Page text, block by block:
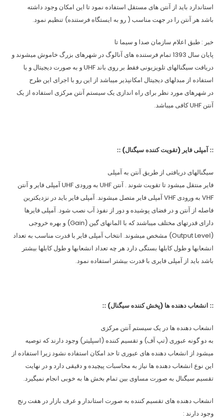
استاندارد باید از آنتن های مستقل استفاده نمود تا این امکان وجود داشته
باشد هر آنتن را در جهت مناسب ( رو به ایستگاه فرستنده) تنظیم نمود.
خبر : طبق اعلام سازمان صدا و سیما تا
پایان سال 1393 تمام فرستنده های آنالوگ در شهرهای بزرگ خاموش میشوند و
دریافت سیگنالهای تلویزیونی فقط بر روی باند UHF و به صورت دیجیتال و با
استفاده از مبدلهای دیجیتال امکانپذیر میباشد از این رو با اجرای این طرح
در شهرهای مورد نظر برای راه اندازی یک سیستم آنتن مرکزی استفاده از یک
آنتن UHF کافی میباشد.
:: آمپلی فایر (تقویت کننده سیگنال) ::
سیگنالهای دریافتی از طریق آنتن به آمپلی
فایر منتقل میشود تا تقویت شوند . آنتن UHF به ورودی UHF آمپلی فایر و آنتن
VHF به ورودی VHF آمپلی فایر متصل میشوند. آمپلی فایر باید در نزدیکترین
فاصله از آنتن و در فضای پوشیده و دور از نفوذ آب نصب شود. آمپلی فایرها
دارای قدرتهای مختلف میباشند که با المانهای گین (Gain) و بهره خروجی
(Output Level) مشخص میشوند. انتخاب آمپلی فایر با قدرت مناسب به تعداد
انشعابها و طول کابلها بستگی دارد هر چه تعداد انشعابها و طول کابلها بیشتر
باشد باید از آمپلی فایری با قدرت بیشتر استفاده نمود.
:: انشعاب دهنده ها (پخش کننده سیگنال) ::
انشعاب دهنده ها در یک سیستم آنتن مرکزی
به دو گونه عبوری (تپ آف) و تقسیم کننده (اسپلیتر) وجود دارند که توصیه
میشود از انشعاب دهنده های عبوری تا حد امکان استفاده نشود زیرا استفاده از
این نوع انشعاب دهنده ها نیاز به محاسبات پیچیده و دقیقی دارد و در نهایت
تقسیم سیگنال به صورت مساوی بین تمام بخش ها به خوبی انجام نمیگیرد.
انشعاب دهنده های تقسیم کننده به صورت استاندار و عرف بازار در هفت رنج
وجود دارند :